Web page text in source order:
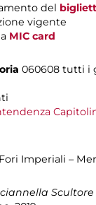
del
vigente
MIC card
060608 tutti i
Imperiali –